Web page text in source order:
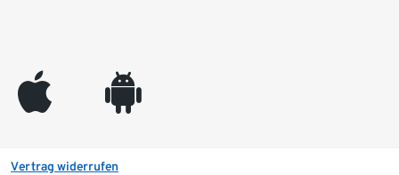
appleinc android
Vertrag widerrufen